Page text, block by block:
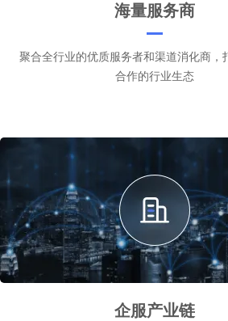
海量服务商
聚合全行业的优质服务者和渠道消化商，
合作的行业生态
企服产业链